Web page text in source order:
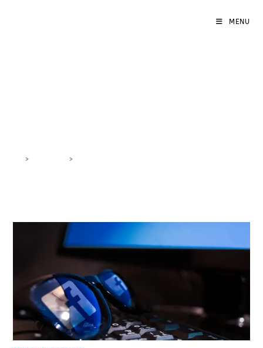
MENU
> >